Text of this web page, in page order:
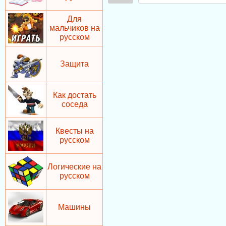
Для
мальчиков на
русском
Защита
Как достать
соседа
Квесты на
русском
Логические на
русском
Машины